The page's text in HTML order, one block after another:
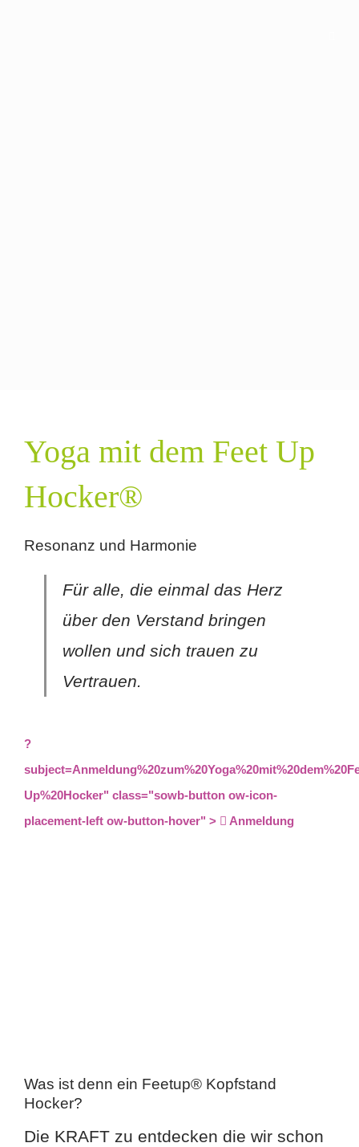
Yoga mit dem Feet Up
Hocker®
Resonanz und Harmonie
Für alle, die einmal das Herz
über den Verstand bringen
wollen und sich trauen zu
Vertrauen.
?
Up%20Hocker" class="sowb-button ow-icon-
placement-left ow-button-hover" >
Anmeldung
Was ist denn ein Feetup® Kopfstand
Hocker?
Die KRAFT zu entdecken die wir schon